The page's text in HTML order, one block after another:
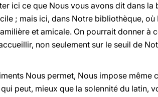
ici ce que Nous vous avons dit dans
; mais ici, dans Notre bibliothèque,
et amicale. On pourrait donner à
non seulement sur le seuil de
Nous permet, Nous impose même
peut, mieux que la solennité du latin,